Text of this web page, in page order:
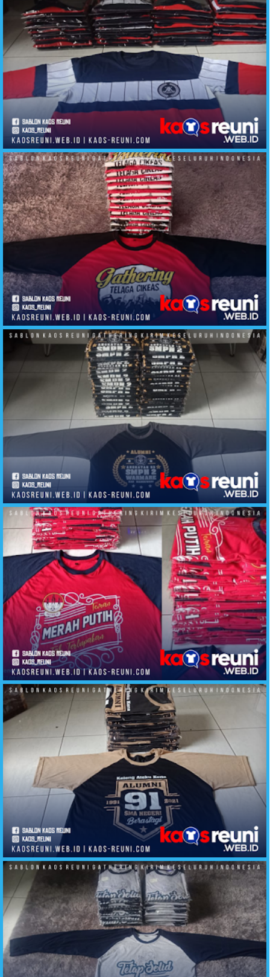
Sablon Kaos Kelas Kombinasi Keren
Sablon Kaos Gathering Telaga Cikeas
Sablon Kaos Alumni SMP2 Warmare Manokwari
Kaos Reuni Teman Tak Terlupakan Merah Putih
Alumni Kaos Berastagi SMA Negeri Angkatan 91